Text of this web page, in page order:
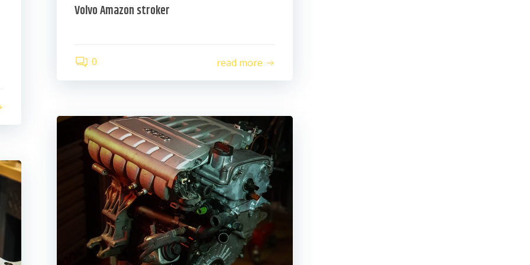
Volvo Amazon stroker
0 read more